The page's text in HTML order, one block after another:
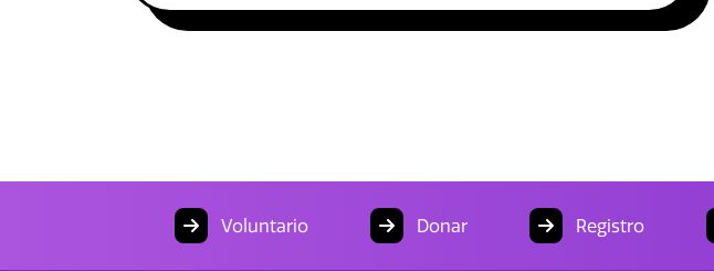
Voluntario Donar Registro